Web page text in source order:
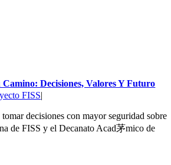
Decisiones, Valores Y Futuro
FISS|
decisiones con mayor seguridad sobre
de FISS y el Decanato Acad茅mico de